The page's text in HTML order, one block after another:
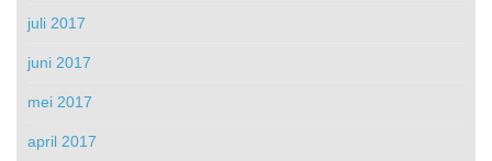
juli 2017
juni 2017
mei 2017
april 2017